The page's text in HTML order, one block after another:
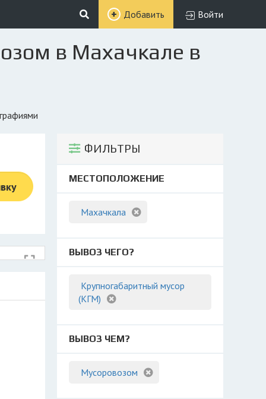
Добавить Войти
в Махачкале в
ФИЛЬТРЫ
МЕСТОПОЛОЖЕНИЕ
Махачкала
ВЫВОЗ ЧЕГО?
Крупногабаритный мусор
(КГМ)
ВЫВОЗ ЧЕМ?
Мусоровозом